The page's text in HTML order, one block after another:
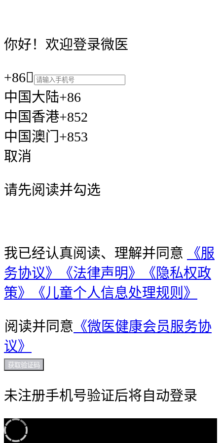
你好！欢迎登录微医
+86
中国大陆+86
中国香港+852
中国澳门+853
取消
请先阅读并勾选
我已经认真阅读、理解并同意
《服
务协议》
《法律声明》
《隐私权政
策》
《儿童个人信息处理规则》
阅读并同意 《微医健康会员服务协
议》
获取验证码
未注册手机号验证后将自动登录